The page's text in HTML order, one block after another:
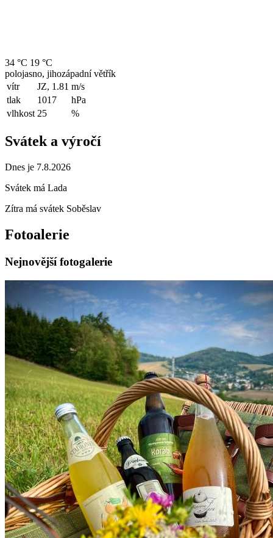
34 °C 19 °C
polojasno, jihozápadní větřík
vítr
JZ, 1.81 m/s
tlak
1017
hPa
vlhkost 25 %
Svátek a výročí
Dnes je 7.8.2026
Svátek má Lada
Zítra má svátek Soběslav
Fotoalerie
Nejnovější fotogalerie